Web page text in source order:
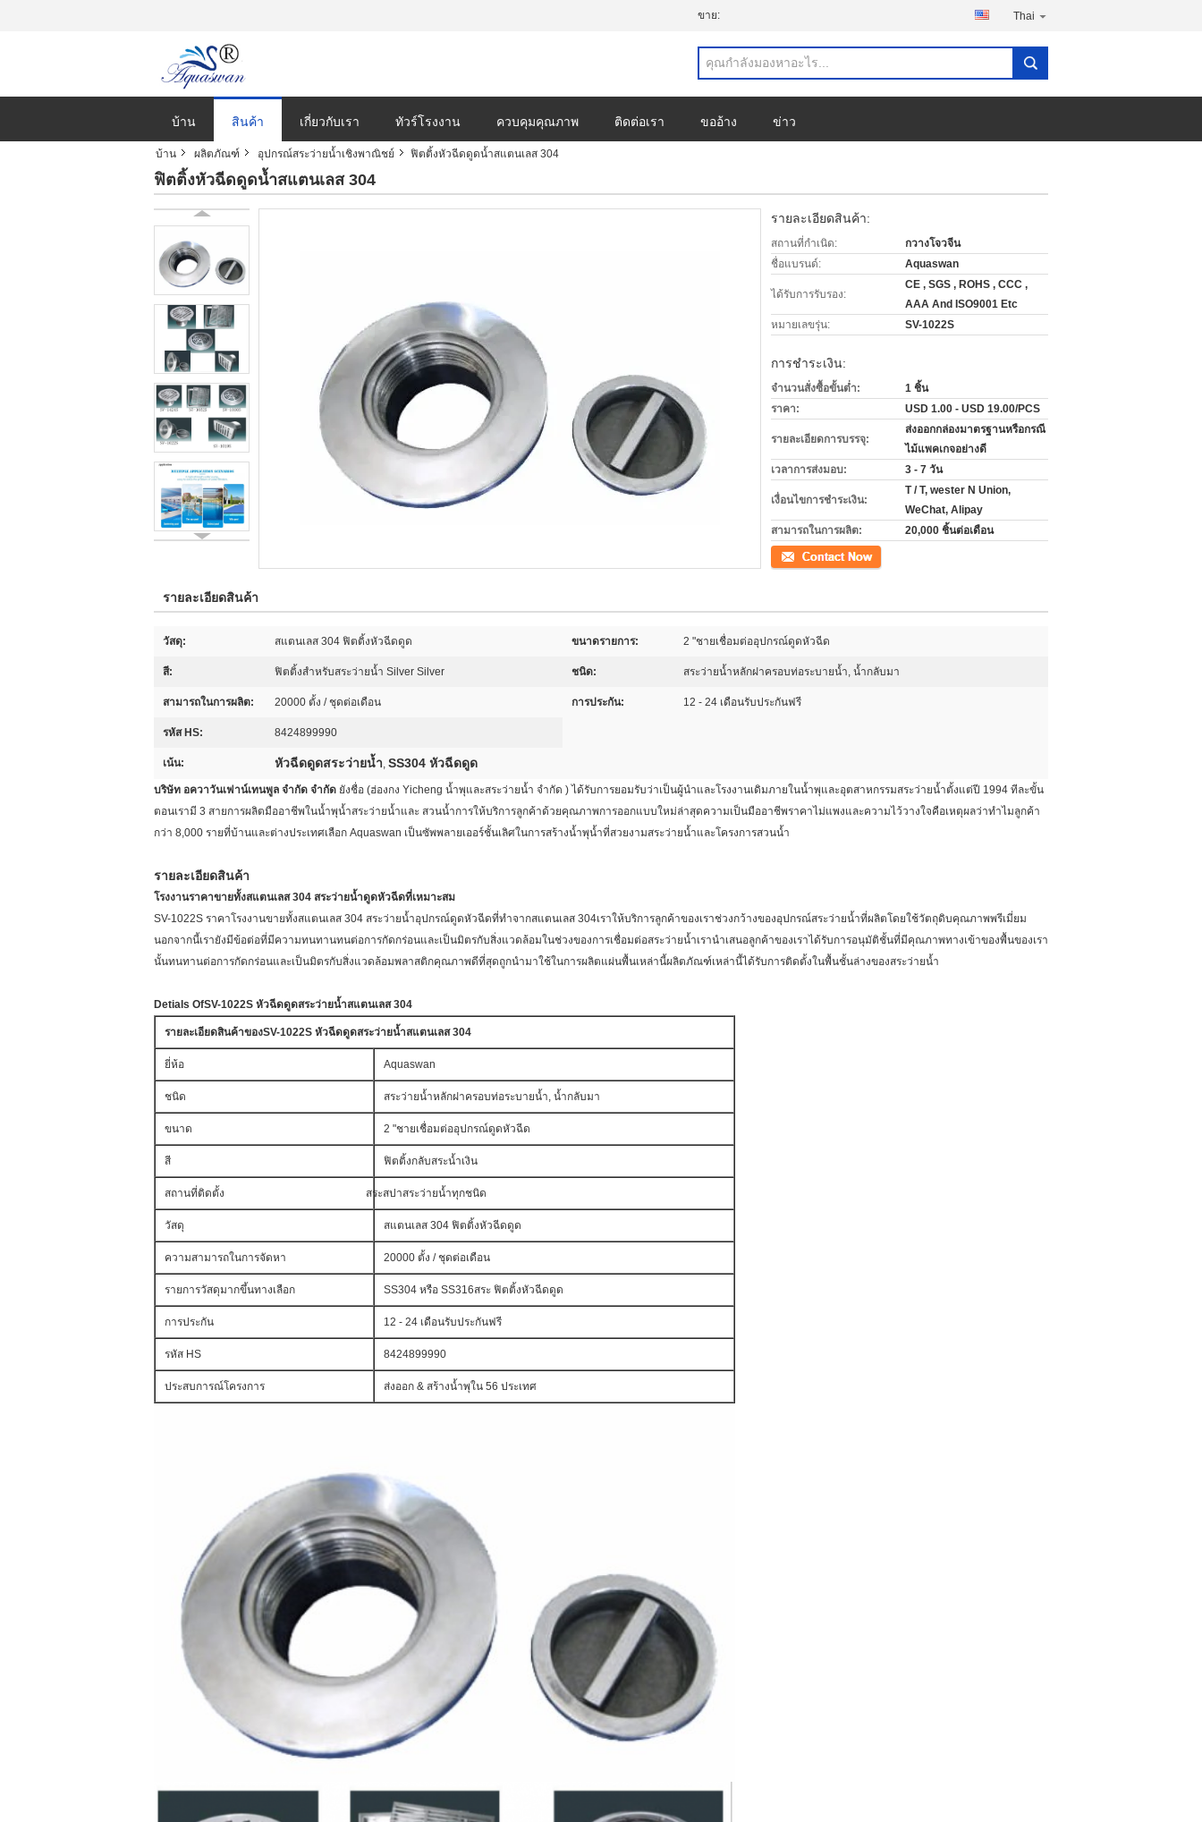
ขาย: Thai
บ้าน สินค้า เกี่ยวกับเรา ทัวร์โรงงาน ควบคุมคุณภาพ ติดต่อเรา ขออ้าง ข่าว
บ้าน ผลิตภัณฑ์ อุปกรณ์สระว่ายน้ำเชิงพาณิชย์ ฟิตติ้งหัวฉีดดูดน้ำสแตนเลส 304
ฟิตติ้งหัวฉีดดูดน้ำสแตนเลส 304
รายละเอียดสินค้า:
สถานที่กำเนิด:
กวางโจวจีน
ชื่อแบรนด์:
Aquaswan
ได้รับการรับรอง:
CE , SGS , ROHS , CCC ,
AAA And ISO9001 Etc
หมายเลขรุ่น:
SV-1022S
การชำระเงิน:
จำนวนสั่งซื้อขั้นต่ำ:
1 ชิ้น
ราคา:
USD 1.00 - USD 19.00/PCS
รายละเอียดการบรรจุ:
ส่งออกกล่องมาตรฐานหรือกรณี
ไม้แพคเกจอย่างดี
เวลาการส่งมอบ:
3 - 7 วัน
เงื่อนไขการชำระเงิน:
T / T, wester N Union,
WeChat, Alipay
สามารถในการผลิต:
20,000 ชิ้นต่อเดือน
ติดต่อ
รายละเอียดสินค้า
วัสดุ: สแตนเลส 304 ฟิตติ้งหัวฉีดดูด ขนาดรายการ: 2 "ชายเชื่อมต่ออุปกรณ์ดูดหัวฉีด
สี: ฟิตติ้งสำหรับสระว่ายน้ำ Silver Silver ชนิด: สระว่ายน้ำหลักฝาครอบท่อระบายน้ำ, น้ำกลับมา
สามารถในการผลิต: 20000 ตั้ง / ชุดต่อเดือน การประกัน: 12 - 24 เดือนรับประกันฟรี
รหัส HS: 8424899990
เน้น: หัวฉีดดูดสระว่ายน้ำ, SS304 หัวฉีดดูด
บริษัท อควาวันเฟาน์เทนพูล จำกัด จำกัด ยังชื่อ (ฮ่องกง Yicheng น้ำพุและสระว่ายน้ำ จำกัด ) ได้รับการยอมรับว่าเป็นผู้นำและโรงงานเดิมภายในน้ำพุและอุตสาหกรรมสระว่ายน้ำตั้งแต่ปี 1994 ทีละขั้น
ตอนเรามี 3 สายการผลิตมืออาชีพในน้ำพุน้ำสระว่ายน้ำและ สวนน้ำการให้บริการลูกค้าด้วยคุณภาพการออกแบบใหม่ล่าสุดความเป็นมืออาชีพราคาไม่แพงและความไว้วางใจคือเหตุผลว่าทำไมลูกค้า
กว่า 8,000 รายที่บ้านและต่างประเทศเลือก Aquaswan เป็นซัพพลายเออร์ชั้นเลิศในการสร้างน้ำพุน้ำที่สวยงามสระว่ายน้ำและโครงการสวนน้ำ
รายละเอียดสินค้า
โรงงานราคาขายทั้งสแตนเลส 304 สระว่ายน้ำดูดหัวฉีดที่เหมาะสม
SV-1022S ราคาโรงงานขายทั้งสแตนเลส 304 สระว่ายน้ำอุปกรณ์ดูดหัวฉีดที่ทำจากสแตนเลส 304เราให้บริการลูกค้าของเราช่วงกว้างของอุปกรณ์สระว่ายน้ำที่ผลิตโดยใช้วัตถุดิบคุณภาพพรีเมี่ยม
นอกจากนี้เรายังมีข้อต่อที่มีความทนทานทนต่อการกัดกร่อนและเป็นมิตรกับสิ่งแวดล้อมในช่วงของการเชื่อมต่อสระว่ายน้ำเรานำเสนอลูกค้าของเราได้รับการอนุมัติชั้นที่มีคุณภาพทางเข้าของพื้นของเรา
นั้นทนทานต่อการกัดกร่อนและเป็นมิตรกับสิ่งแวดล้อมพลาสติกคุณภาพดีที่สุดถูกนำมาใช้ในการผลิตแผ่นพื้นเหล่านี้ผลิตภัณฑ์เหล่านี้ได้รับการติดตั้งในพื้นชั้นล่างของสระว่ายน้ำ
Detials OfSV-1022S หัวฉีดดูดสระว่ายน้ำสแตนเลส 304
รายละเอียดสินค้าของSV-1022S หัวฉีดดูดสระว่ายน้ำสแตนเลส 304
ยี่ห้อ Aquaswan
ชนิด สระว่ายน้ำหลักฝาครอบท่อระบายน้ำ, น้ำกลับมา
ขนาด 2 "ชายเชื่อมต่ออุปกรณ์ดูดหัวฉีด
สี ฟิตติ้งกลับสระน้ำเงิน
สถานที่ติดตั้ง สระสปาสระว่ายน้ำทุกชนิด
วัสดุ สแตนเลส 304 ฟิตติ้งหัวฉีดดูด
ความสามารถในการจัดหา 20000 ตั้ง / ชุดต่อเดือน
รายการวัสดุมากขึ้นทางเลือก SS304 หรือ SS316สระ ฟิตติ้งหัวฉีดดูด
การประกัน 12 - 24 เดือนรับประกันฟรี
รหัส HS 8424899990
ประสบการณ์โครงการ ส่งออก & สร้างน้ำพุใน 56 ประเทศ